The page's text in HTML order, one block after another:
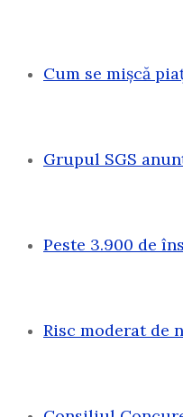
Cum se mișcă
Grupul SGS
Peste 3.900 de
Risc moderat de